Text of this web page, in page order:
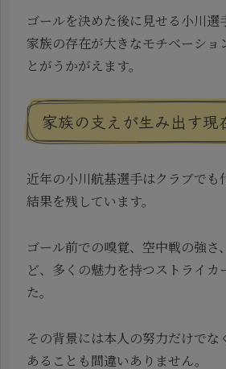
ゴールを決めた後に見せる小川選
家族の存在が大きなモチベーショ
とがうかがえます。
家族の支えが生み出す現
近年の小川航基選手はクラブでも
結果を残しています。
ゴール前での嗅覚、空中戦の強さ
ど、多くの魅力を持つストライカ
た。
その背景には本人の努力だけでな
あることも間違いありません。